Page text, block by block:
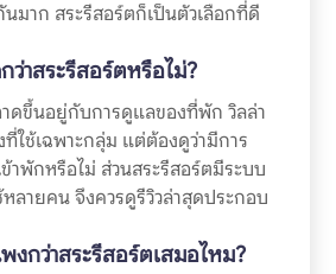
มาก สระรีสอร์ตก็เป็นตัวเลือกที่ดี
ว่าสระรีสอร์ตหรือไม่?
าดขึ้นอยู่กับการดูแลของที่พัก วิลล่า
ใช้เฉพาะกลุ่ม แต่ต้องดูว่ามีการ
าพักหรือไม่ ส่วนสระรีสอร์ตมีระบบ
ลายคน จึงควรดูรีวิวล่าสุดประกอบ
งกว่าสระรีสอร์ตเสมอไหม?